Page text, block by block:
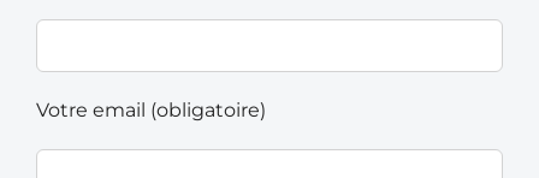
Votre email (obligatoire)